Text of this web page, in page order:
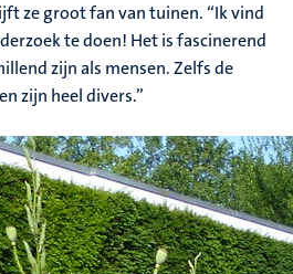
ze groot fan van tuinen. “Ik vind
te doen! Het is fascinerend
zijn als mensen. Zelfs de
zijn heel divers.”